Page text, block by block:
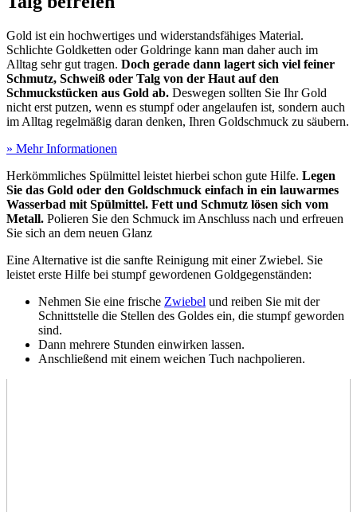
Gold ist ein hochwertiges und widerstandsfähiges Material.
Schlichte Goldketten oder Goldringe kann man daher auch im
Alltag sehr gut tragen. Doch gerade dann lagert sich viel feiner
Schmutz, Schweiß oder Talg von der Haut auf den
Schmuckstücken aus Gold ab. Deswegen sollten Sie Ihr Gold
nicht erst putzen, wenn es stumpf oder angelaufen ist, sondern auch
im Alltag regelmäßig daran denken, Ihren Goldschmuck zu säubern.
» Mehr Informationen
Herkömmliches Spülmittel leistet hierbei schon gute Hilfe. Legen
Sie das Gold oder den Goldschmuck einfach in ein lauwarmes
Wasserbad mit Spülmittel. Fett und Schmutz lösen sich vom
Metall. Polieren Sie den Schmuck im Anschluss nach und erfreuen
Sie sich an dem neuen Glanz
Eine Alternative ist die sanfte Reinigung mit einer Zwiebel. Sie
leistet erste Hilfe bei stumpf gewordenen Goldgegenständen:
Nehmen Sie eine frische Zwiebel und reiben Sie mit der
Schnittstelle die Stellen des Goldes ein, die stumpf geworden
sind.
Dann mehrere Stunden einwirken lassen.
Anschließend mit einem weichen Tuch nachpolieren.